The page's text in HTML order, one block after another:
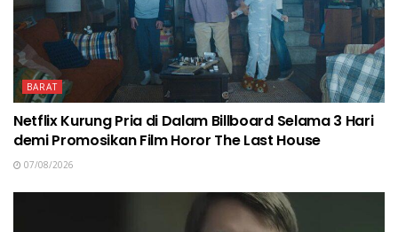
BARAT
Netflix Kurung Pria di Dalam Billboard Selama 3 Hari
demi Promosikan Film Horor The Last House
07/08/2026